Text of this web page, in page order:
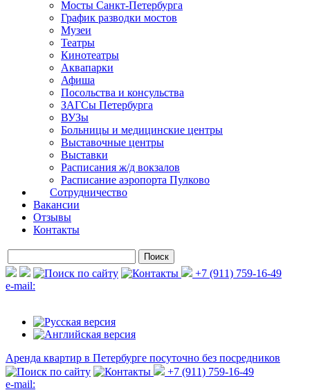
Мосты Санкт-Петербурга
График разводки мостов
Музеи
Театры
Кинотеатры
Аквапарки
Афиша
Посольства и консульства
ЗАГСы Петербурга
ВУЗы
Больницы и медицинские центры
Выставочные центры
Выставки
Расписания ж/д вокзалов
Расписание аэропорта Пулково
Сотрудничество
Вакансии
Отзывы
Контакты
+7 (911) 759-16-49
e-mail:
Аренда квартир в Петербурге посуточно без посредников
+7 (911) 759-16-49
e-mail: